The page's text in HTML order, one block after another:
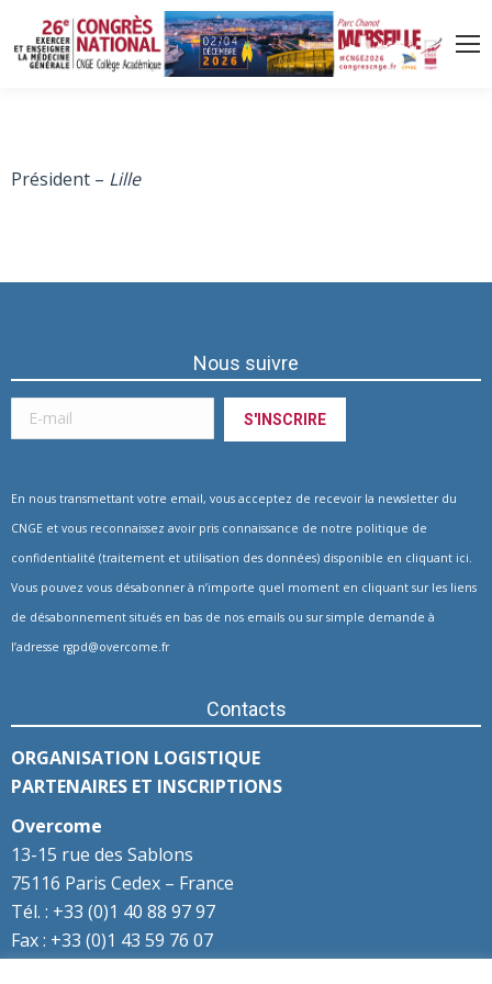
Président – Lille
Nous suivre
En nous transmettant votre email, vous acceptez de recevoir la newsletter du
CNGE et vous reconnaissez avoir pris connaissance de notre politique de
confidentialité (traitement et utilisation des données) disponible en cliquant ici.
Vous pouvez vous désabonner à n’importe quel moment en cliquant sur les liens
de désabonnement situés en bas de nos emails ou sur simple demande à
l’adresse rgpd@overcome.fr
Contacts
ORGANISATION LOGISTIQUE
PARTENAIRES ET INSCRIPTIONS
Overcome
13-15 rue des Sablons
75116 Paris Cedex – France
Tél. : +33 (0)1 40 88 97 97
Fax : +33 (0)1 43 59 76 07